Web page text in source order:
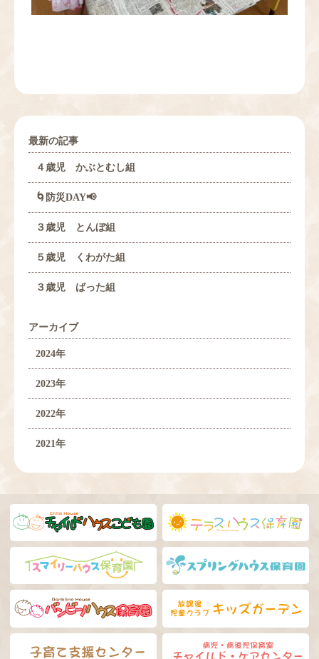
最新の記事
４歳児 かぶとむし組
🌀防災DAY📢
３歳児 とんぼ組
５歳児 くわがた組
３歳児 ばった組
アーカイブ
2024年
2023年
2022年
2021年